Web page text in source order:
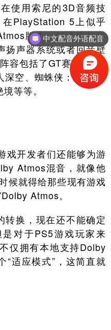
使用索尼的3D音频技
在PlayStation 5上似乎
版本，好让你的音
扬声器系统或者回音壁
容包括了GT赛车7、瑞
空、蜘蛛侠：迈尔斯·
等等。
戏开发者们还能够为游
Atmos混音，就像他
候就得给那些现有游戏
Atmos。
转换，现在还不能确定
对于PS5游戏玩家来
仅拥有本地支持Dolby
“适应模式”，这简直就
音乐制作收费
中文配音外语配音